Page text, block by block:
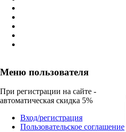
Меню пользователя
При регистрации на сайте -
автоматическая скидка 5%
Вход/регистрация
Пользовательское соглашение